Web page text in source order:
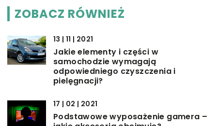
ZOBACZ RÓWNIEŻ
13 | 11 | 2021
Jakie elementy i części w
samochodzie wymagają
odpowiedniego czyszczenia i
pielęgnacji?
17 | 02 | 2021
Podstawowe wyposażenie gamera –